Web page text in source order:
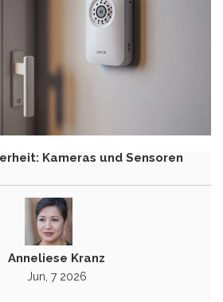
Kameras und Sensoren
Anneliese Kranz
Jun, 7 2026